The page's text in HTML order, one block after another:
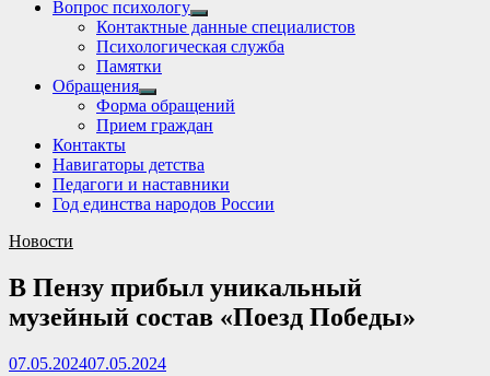
Вопрос психологу
Show
sub
menu
Контактные данные специалистов
Психологическая служба
Памятки
Обращения
Show
sub
menu
Форма обращений
Прием граждан
Контакты
Навигаторы детства
Педагоги и наставники
Год единства народов России
Новости
В Пензу прибыл уникальный
музейный состав «Поезд Победы»
07.05.202407.05.2024